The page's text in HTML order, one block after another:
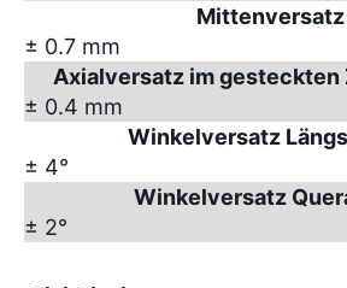
Mittenversatz
± 0.7 mm
Axialversatz im gesteckten
± 0.4 mm
Winkelversatz
± 4°
Winkelversatz
± 2°